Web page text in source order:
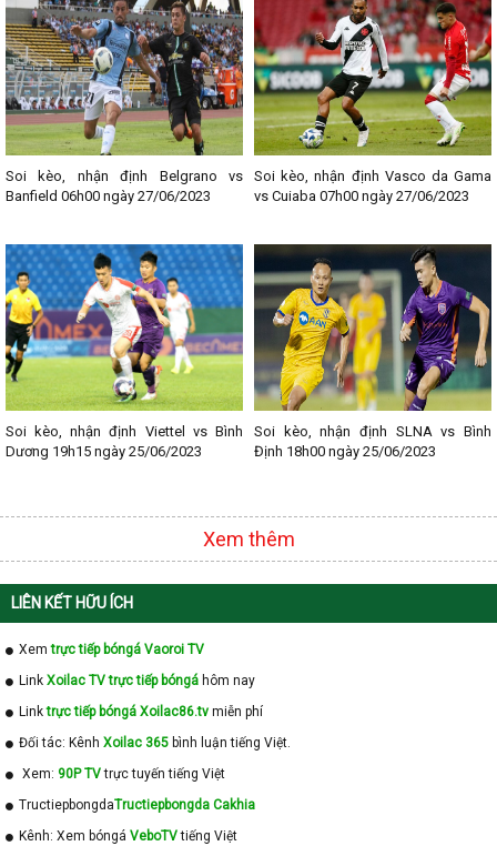
thông tin liên quan đến từng trận đấu bóng đá. Chia sẻ địa chỉ giải
trí uy tín, chất lượng này đến với Fan hâm mộ bóng đá các bạn
nhé!
--------------------------------
Lịch thi đấu bóng đá các giải nổi bật:
- Lịch thi đấu Ngoại hạng Anh
- Lịch thi đấu La Liga
- Lịch thi đấu Bundesliga
- Lịch thi đấu V - League
- Lịch thi đấu Cup C1
Soi kèo, nhận định Belgrano vs
Banfield 06h00 ngày 27/06/2023
Soi kèo, nhận định Vasco da Gama
vs Cuiaba 07h00 ngày 27/06/2023
Soi kèo, nhận định Viettel vs Bình
Dương 19h15 ngày 25/06/2023
Soi kèo, nhận định SLNA vs Bình
Định 18h00 ngày 25/06/2023
Xem thêm
LIÊN KẾT HỮU ÍCH
Xemtrực tiếp bóngá Vaoroi TV
Link Xoilac TV trực tiếp bóngá hôm nay
Linktrực tiếp bóngá Xoilac86.tv miễn phí
Đối tác: Kênh Xoilac 365 bình luận tiếng Việt.
Xem: 90P TVtrực tuyến tiếng Việt
TructiepbongdaTructiepbongda Cakhia
Kênh: Xem bóngá VeboTVtiếng Việt